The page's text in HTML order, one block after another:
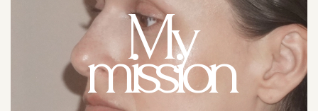
My
mission